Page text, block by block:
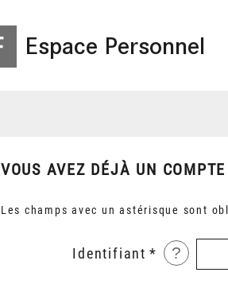
Espace Personnel
VOUS AVEZ DÉJÀ UN
Les champs avec un astérisque sont
Identifiant ?